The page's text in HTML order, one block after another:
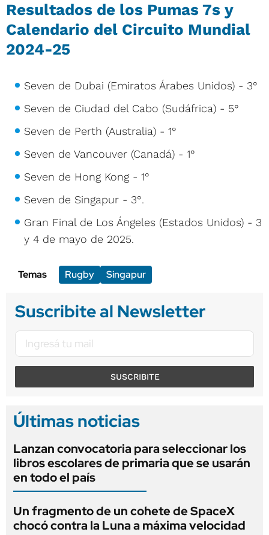
Resultados de los Pumas 7s y
Calendario del Circuito Mundial
2024-25
Seven de Dubai (Emiratos Árabes Unidos) - 3°
Seven de Ciudad del Cabo (Sudáfrica) - 5°
Seven de Perth (Australia) - 1°
Seven de Vancouver (Canadá) - 1°
Seven de Hong Kong - 1°
Seven de Singapur - 3°.
Gran Final de Los Ángeles (Estados Unidos) - 3
y 4 de mayo de 2025.
Temas Rugby Singapur
Suscribite al Newsletter
SUSCRIBITE
Últimas noticias
Lanzan convocatoria para seleccionar los
libros escolares de primaria que se usarán
en todo el país
Un fragmento de un cohete de SpaceX
chocó contra la Luna a máxima velocidad